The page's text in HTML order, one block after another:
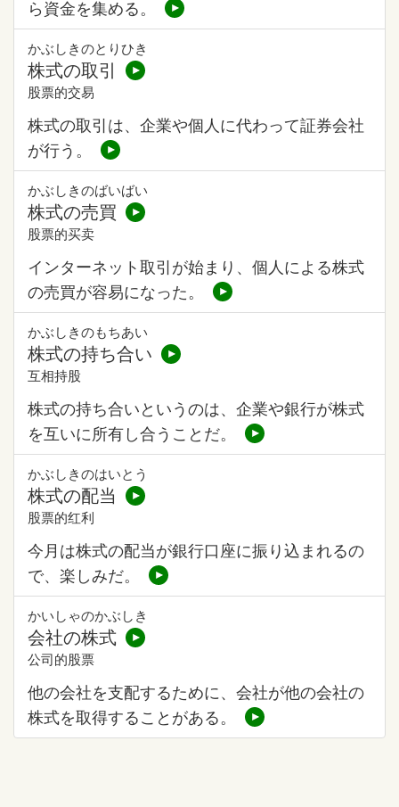
ら資金を集める。
かぶしきのとりひき
株式の取引
股票的交易
株式の取引は、企業や個人に代わって証券会社
が行う。
かぶしきのばいばい
株式の売買
股票的买卖
インターネット取引が始まり、個人による株式
の売買が容易になった。
かぶしきのもちあい
株式の持ち合い
互相持股
株式の持ち合いというのは、企業や銀行が株式
を互いに所有し合うことだ。
かぶしきのはいとう
株式の配当
股票的红利
今月は株式の配当が銀行口座に振り込まれるの
で、楽しみだ。
かいしゃのかぶしき
会社の株式
公司的股票
他の会社を支配するために、会社が他の会社の
株式を取得することがある。